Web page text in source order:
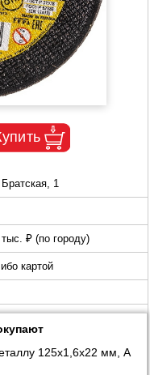
1
₽ (по городу)
картой
125х1,6х22 мм, А